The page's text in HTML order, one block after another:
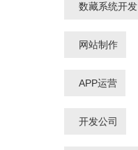
数藏系统开发
网站制作
APP运营
开发公司